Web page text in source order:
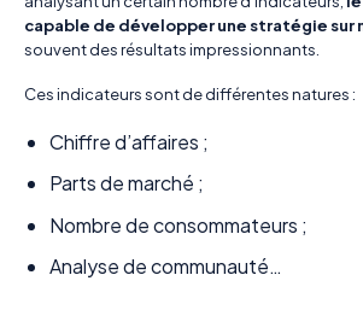
capable de développer une stratégie sur
souvent des résultats impressionnants.
Ces indicateurs sont de différentes natures :
Chiffre d’affaires ;
Parts de marché ;
Nombre de consommateurs ;
Analyse de communauté…